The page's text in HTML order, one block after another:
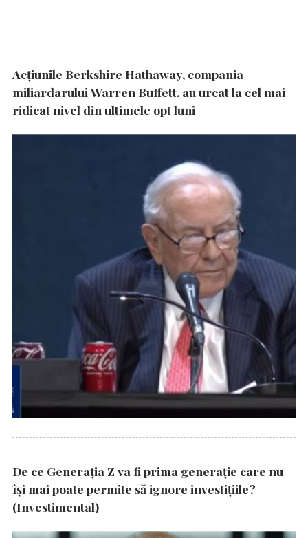
Acțiunile Berkshire Hathaway, compania
miliardarului Warren Buffett, au urcat la cel mai
ridicat nivel din ultimele opt luni
De ce Generația Z va fi prima generație care nu
își mai poate permite să ignore investițiile?
(Investimental)